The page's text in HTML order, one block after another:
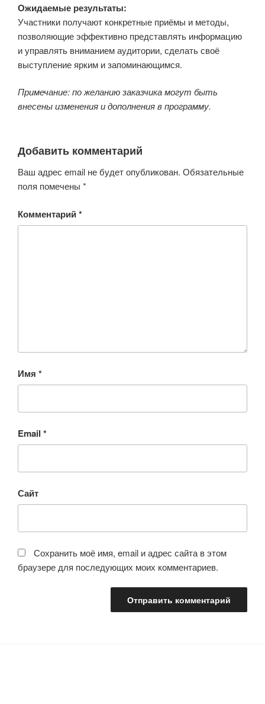
Ожидаемые результаты:
Участники получают конкретные приёмы и методы,
позволяющие эффективно представлять информацию
и управлять вниманием аудитории, сделать своё
выступление ярким и запоминающимся.
Примечание: по желанию заказчика могут быть
внесены изменения и дополнения в программу.
Добавить комментарий
Ваш адрес email не будет опубликован. Обязательные
поля помечены *
Комментарий*
Имя *
Email *
Сайт
Сохранить моё имя, email и адрес сайта в этом
браузере для последующих моих комментариев.